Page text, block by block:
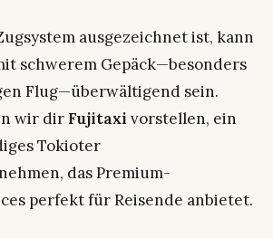
ausgezeichnet ist, kann
schwerem Gepäck—besonders
Flug—überwältigend sein.
wir dirFujitaxi vorstellen, ein
Tokioter
das Premium-
perfekt für Reisende anbietet.